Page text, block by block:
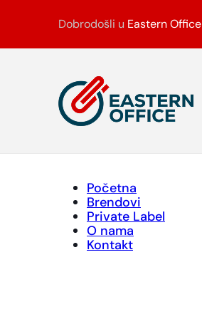
Dobrodošli u Eastern Office
Početna
Brendovi
Private Label
O nama
Kontakt